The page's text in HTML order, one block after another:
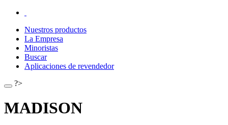
Nuestros productos
La Empresa
Minoristas
Buscar
Aplicaciones de revendedor
?>
MADISON